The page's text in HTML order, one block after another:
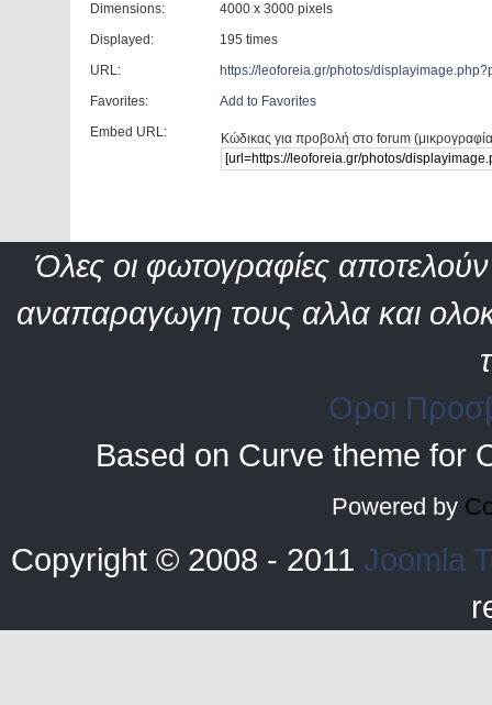
Dimensions:
4000 x 3000 pixels
Displayed:
195 times
URL:
https://leoforeia.gr/photos/
Favorites:
Add to Favorites
Embed URL:
Κώδικας για προβολή στο forum
Όλες οι φωτογραφίες αποτελούν
αναπαραγωγη τους αλλα και
Οροι
Based on Curve theme for
Powered by
Copyright © 2008 - 2011 Joomla